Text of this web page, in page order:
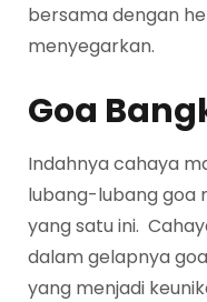
bersama dengan
menyegarkan.
Goa
Indahnya cahaya
lubang-lubang goa
yang satu ini.
dalam gelapnya
yang menjadi